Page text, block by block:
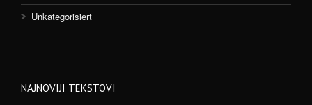
Unkategorisiert
NAJNOVIJI TEKSTOVI